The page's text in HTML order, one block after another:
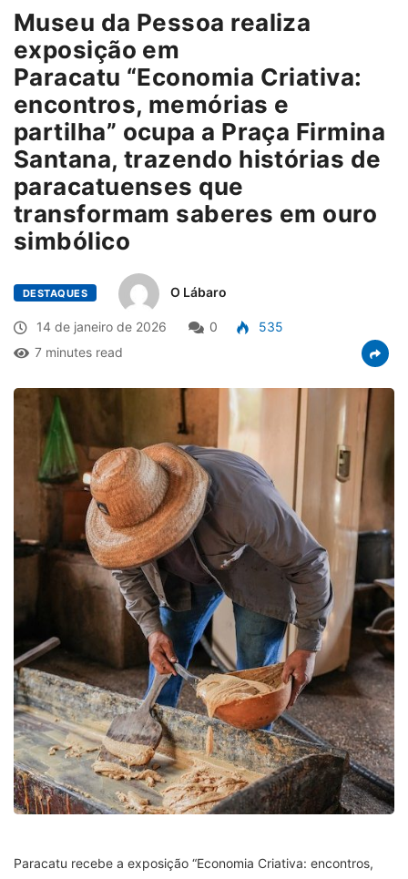
Museu da Pessoa realiza
exposição em
Paracatu “Economia Criativa:
encontros, memórias e
partilha” ocupa a Praça Firmina
Santana, trazendo histórias de
paracatuenses que
transformam saberes em ouro
simbólico
DESTAQUES O Lábaro
14 de janeiro de 2026 0
535
7 minutes read
Paracatu recebe a exposição “Economia Criativa: encontros,